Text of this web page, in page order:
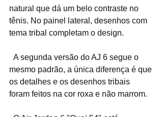
natural que dá um belo contraste no
tênis. No painel lateral, desenhos com
tema tribal completam o design.
mesmo padrão, a única diferença é que
os detalhes e os desenhos tribais
foram feitos na cor roxa e não marrom.